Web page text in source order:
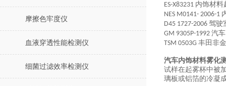
摩擦色牢度仪
血液穿透性能检测仪
细菌过滤效率检测仪
ES-X83231 内饰材料
NES M0141- 2006-1
D45 1727-2006 驾驶
GM 9305P-1992 汽
TSM 0503G 丰田非
汽车内饰材料雾化
试样在起雾杯中被
璃板或铝箔的冷凝